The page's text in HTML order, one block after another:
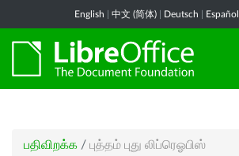
English 中文 (简体) Deutsch Español
பதிவிறக்க / புத்தம் புது லிப்ரெஓபிஸ்